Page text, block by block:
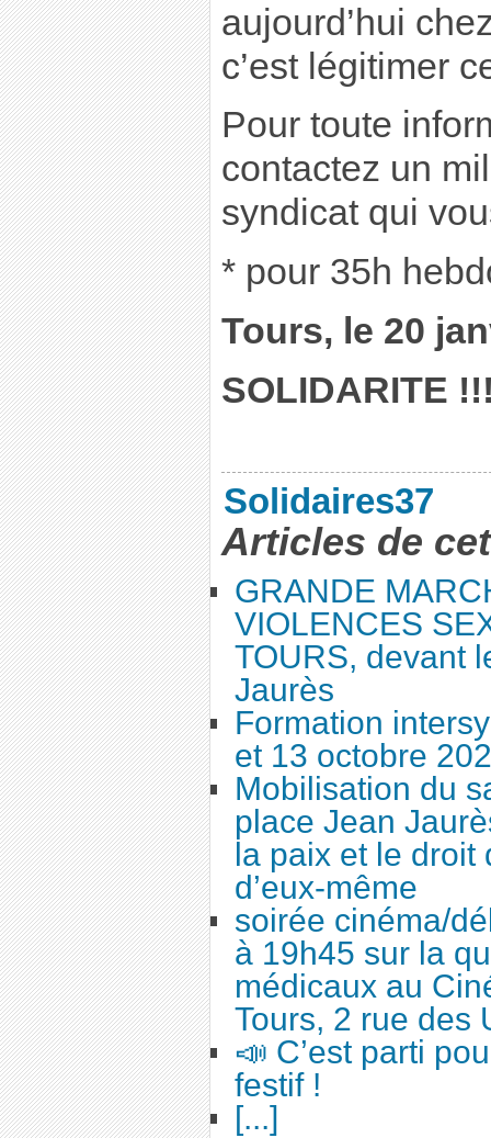
aujourd’hui
c’est légitimer
Pour toute
contactez un
syndicat qui
* pour 35h
Tours, le 20
SOLIDARITE
Solidaires37
Articles de
GRANDE
VIOLENCES
TOURS, devant
Jaurès
Formation
et 13 octobre
Mobilisation du
place Jean
la paix et le
d’eux-même
soirée cinéma/
à 19h45 sur la
médicaux au
Tours, 2 rue des
📣 C’est parti
festif !
[...]